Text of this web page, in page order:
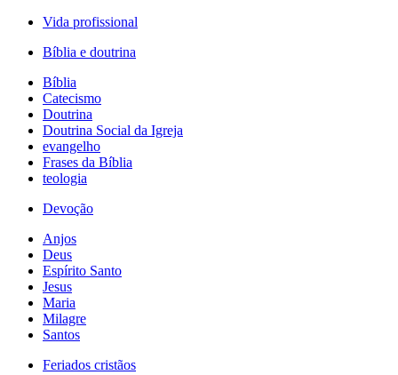
Vida profissional
Bíblia e doutrina
Bíblia
Catecismo
Doutrina
Doutrina Social da Igreja
evangelho
Frases da Bíblia
teologia
Devoção
Anjos
Deus
Espírito Santo
Jesus
Maria
Milagre
Santos
Feriados cristãos